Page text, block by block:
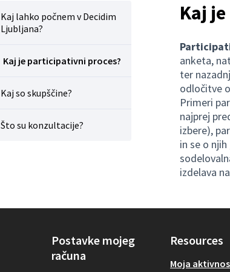
Kaj lahko počnem v Decidim
Ljubljana?
Kaj je participativni proces?
Kaj so skupščine?
Što su konzultacije?
Kaj
anketa,
ter
odločitve
Primeri
najprej
izbere),
in se o
izdelava
Postavke mojeg
računa
Resources
Moja